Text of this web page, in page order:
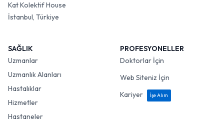
Kat Kolektif House
İstanbul, Türkiye
SAĞLIK
Uzmanlar
Uzmanlık Alanları
Hastalıklar
Hizmetler
Hastaneler
PROFESYONELLER
Doktorlar İçin
Web Siteniz İçin
Kariyer
İşe Alım